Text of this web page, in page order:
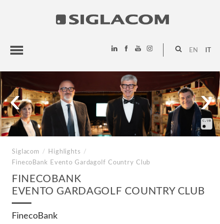
EN
PROGETTI
SIGLACOM
‹ ›
Siglacom / Highlights
/
FinecoBank
Evento Gardagolf Country Club
FINECOBANK
EVENTO GARDAGOLF COUNTRY CLUB
FinecoBank